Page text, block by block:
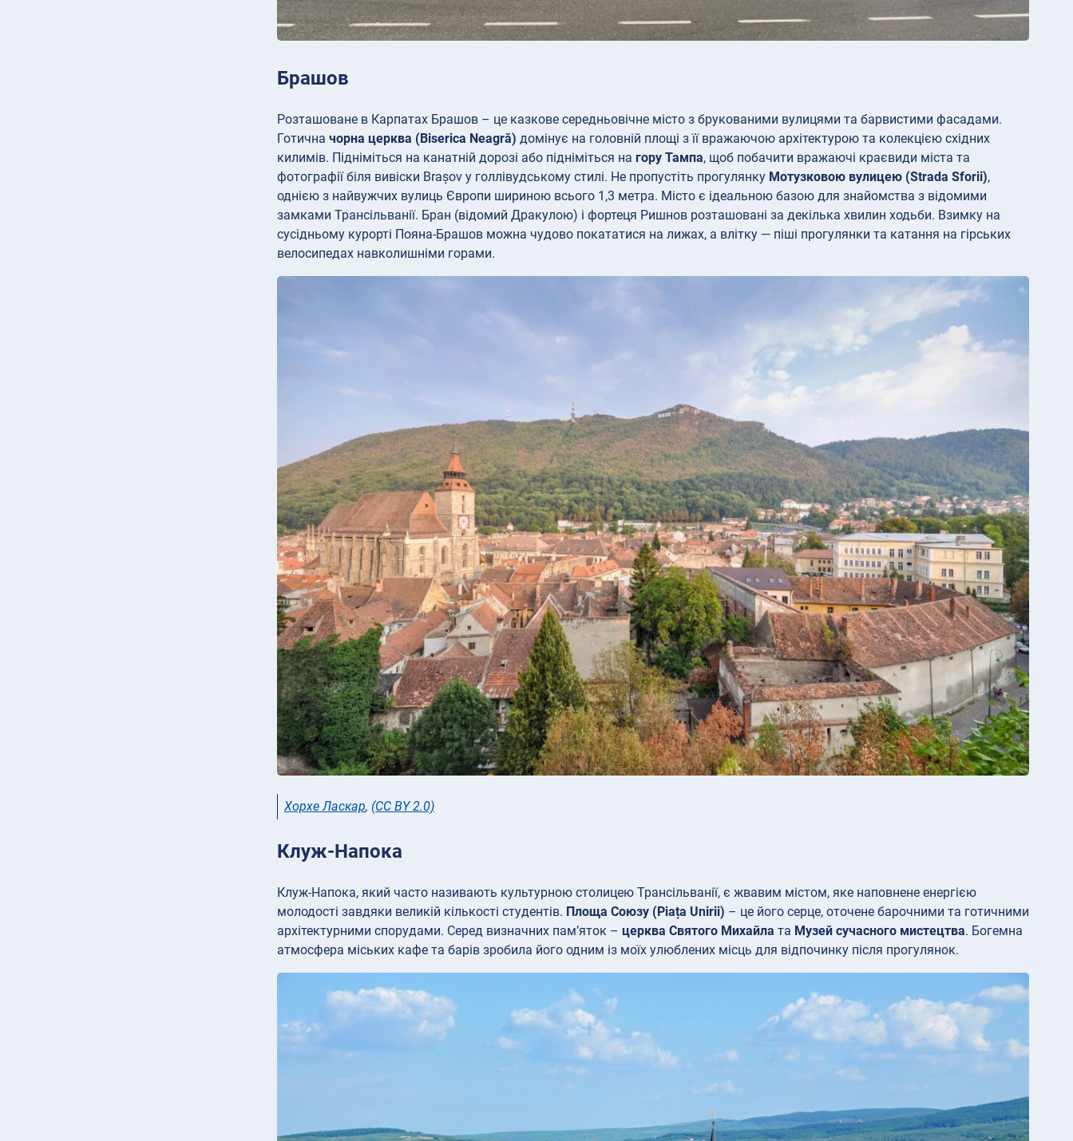
Брашов
Розташоване в Карпатах Брашов – це казкове середньовічне місто з брукованими вулицями та барвистими фасадами.
Готична чорна церква (Biserica Neagră) домінує на головній площі з її вражаючою архітектурою та колекцією східних
килимів. Підніміться на канатній дорозі або підніміться на гору Тампа, щоб побачити вражаючі краєвиди міста та
фотографії біля вивіски Brașov у голлівудському стилі. Не пропустіть прогулянку Мотузковою вулицею (Strada Sforii),
однією з найвужчих вулиць Європи шириною всього 1,3 метра. Місто є ідеальною базою для знайомства з відомими
замками Трансільванії. Бран (відомий Дракулою) і фортеця Ришнов розташовані за декілька хвилин ходьби. Взимку на
сусідньому курорті Пояна-Брашов можна чудово покататися на лижах, а влітку — піші прогулянки та катання на гірських
велосипедах навколишніми горами.
Хорхе Ласкар, (CC BY 2.0)
Клуж-Напока
Клуж-Напока, який часто називають культурною столицею Трансільванії, є жвавим містом, яке наповнене енергією
молодості завдяки великій кількості студентів. Площа Союзу (Piața Unirii) – це його серце, оточене барочними та готичними
архітектурними спорудами. Серед визначних пам’яток – церква Святого Михайла та Музей сучасного мистецтва. Богемна
атмосфера міських кафе та барів зробила його одним із моїх улюблених місць для відпочинку після прогулянок.